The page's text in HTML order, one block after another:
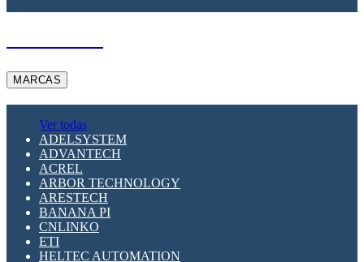
MARCAS
Ver todas
ADELSYSTEM
ADVANTECH
ACREL
ARBOR TECHNOLOGY
ARESTECH
BANANA PI
CNLINKO
ETI
HELTEC AUTOMATION